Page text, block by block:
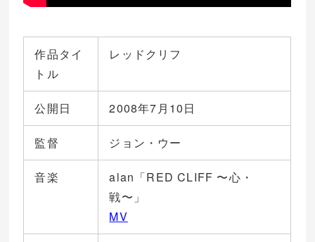
作品タイ
トル
レッドクリフ
公開日 2008年7月10日
監督 ジョン・ウー
音楽
alan「RED CLIFF 〜心・
戦〜」
MV